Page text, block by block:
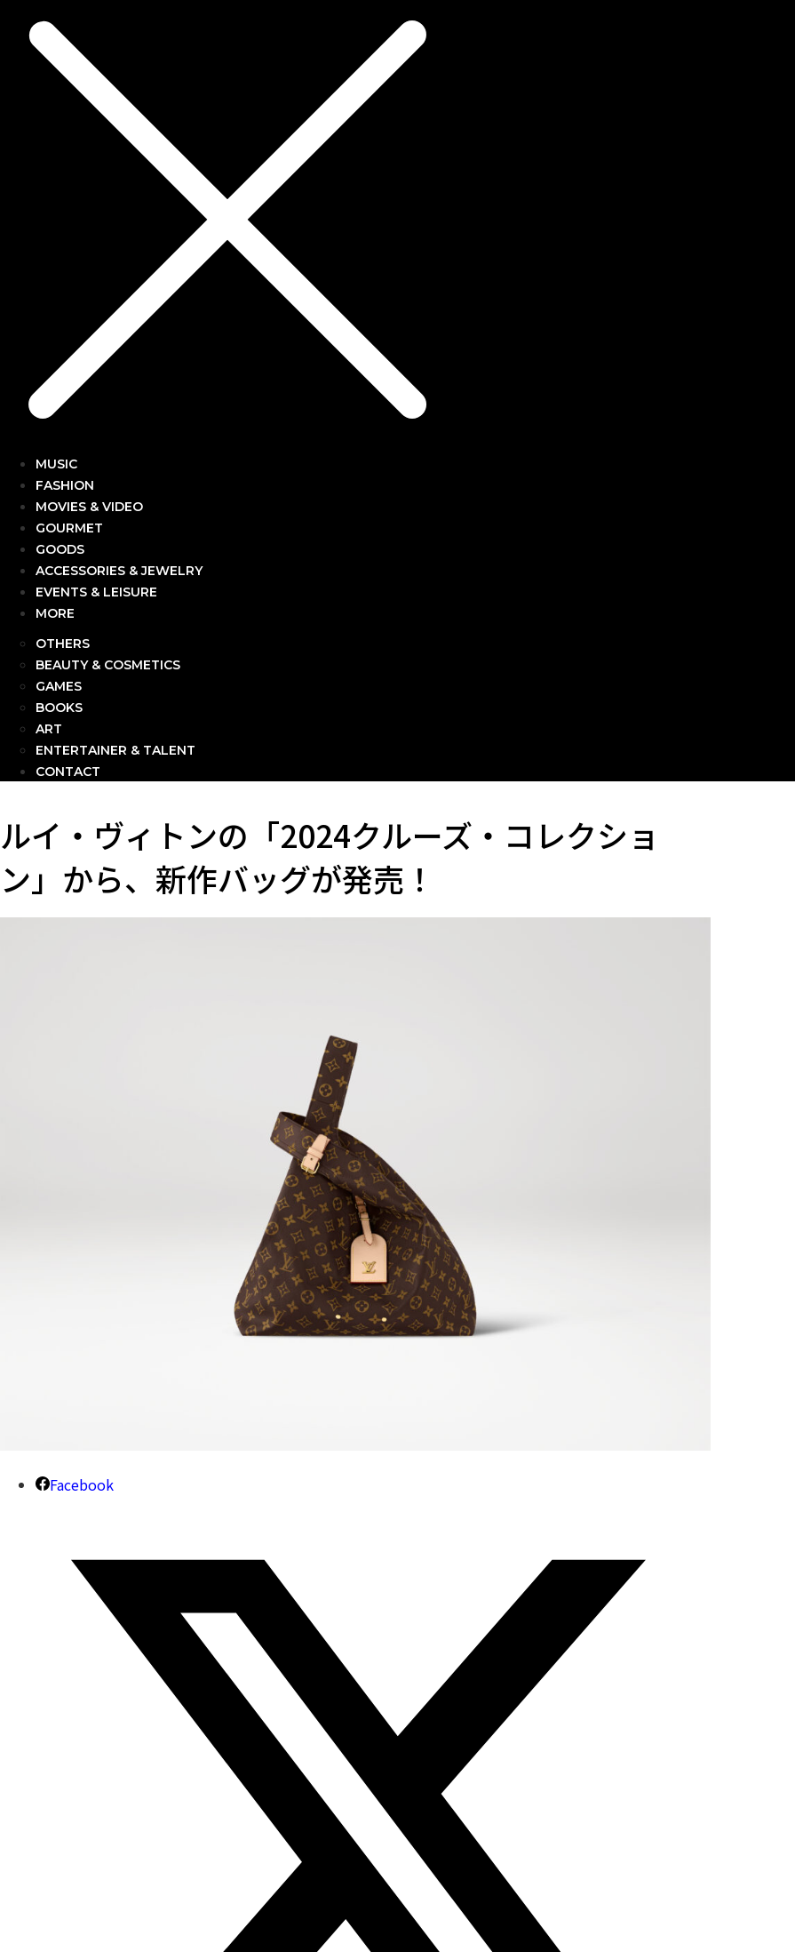
MUSIC
FASHION
MOVIES & VIDEO
GOURMET
GOODS
ACCESSORIES & JEWELRY
EVENTS & LEISURE
MORE
OTHERS
BEAUTY & COSMETICS
GAMES
BOOKS
ART
ENTERTAINER & TALENT
CONTACT
ルイ・ヴィトンの「2024クルーズ・コレクショ
ン」から、新作バッグが発売！
Facebook